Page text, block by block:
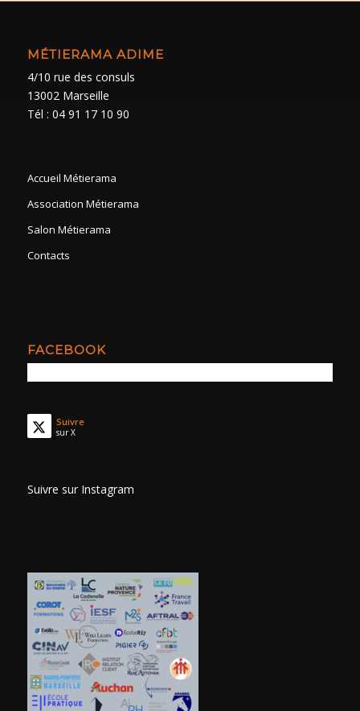
MÉTIERAMA ADIME
4/10 rue des consuls
13002 Marseille
Tél : 04 91 17 10 90
Accueil Métierama
Association Métierama
Salon Métierama
Contacts
FACEBOOK
Suivre
sur X
Suivre sur Instagram